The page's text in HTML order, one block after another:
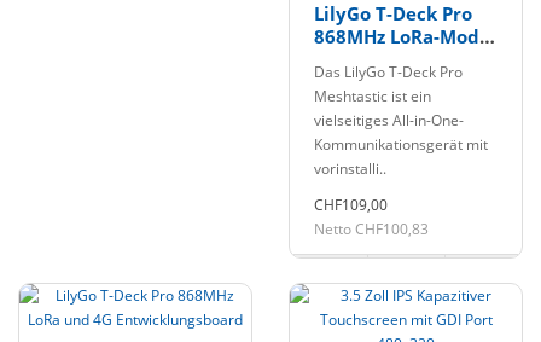
LilyGo T-Deck Pro
868MHz LoRa-Modul
Display Meshtastic
Das LilyGo T-Deck Pro
Meshtastic ist ein
vielseitiges All-in-One-
Kommunikationsgerät mit
vorinstalli..
CHF109,00
Netto CHF100,83